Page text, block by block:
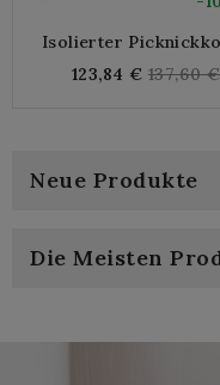
Isolierter
Personen
123,84 € Regular
137,60 €
Neue Produkte
Die Meisten